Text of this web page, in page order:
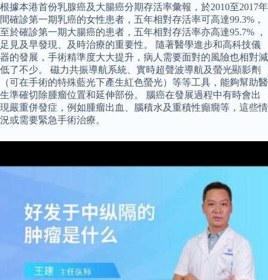
根據本港首份乳腺癌及大腸癌分期存活率彙報，於2010至2017年
間確診第一期乳癌的女性患者，五年相對存活率可高達99.3%，
至於確診第一期大腸癌的患者，五年相對存活率亦高達95.7% ，
足見及早發現、及時治療的重要性。 隨著醫學進步和高科技儀
器的發展，手術精準度大大提升，病人需要面對的風險也相對減
低了不少。 磁力共振導航系統、實時超聲波導航及螢光顯影劑
（可在手術的特殊藍光下產生紅色螢光）等等工具，能夠幫助醫
生準確切除腫瘤位置和延伸部份。 腦癌在發展過程中有時會出
現嚴重併發症，例如腫瘤出血、腦積水及重積性癲癇等，這些情
況或需要緊急手術治療。